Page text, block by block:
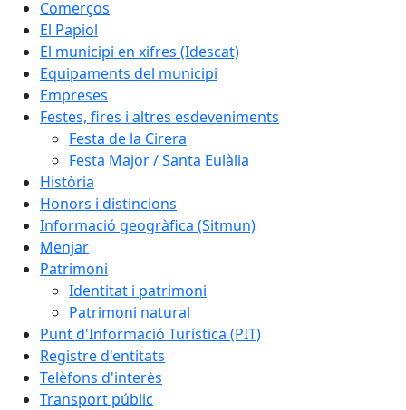
Comerços
El Papiol
El municipi en xifres (Idescat)
Equipaments del municipi
Empreses
Festes, fires i altres esdeveniments
Festa de la Cirera
Festa Major / Santa Eulàlia
Història
Honors i distincions
Informació geogràfica (Sitmun)
Menjar
Patrimoni
Identitat i patrimoni
Patrimoni natural
Punt d'Informació Turística (PIT)
Registre d'entitats
Telèfons d'interès
Transport públic